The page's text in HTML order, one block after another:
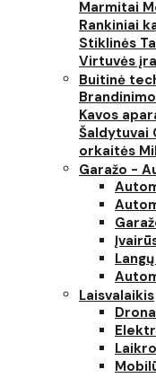
Marmitai
Rankiniai
Stiklinės
Virtuvės
Buitinė
Kavos
Šaldytuvai
orkaitės
Garažo -
Laisvalaikis